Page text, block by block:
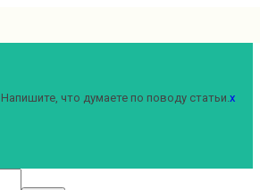
что думаете по поводу статьи.x